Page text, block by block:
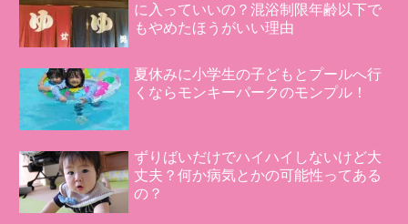
に入っていいの？混浴制限年齢以下で
もやめたほうがいい理由
夏休みに小学生の子どもとプールへ行
くならモンキーパークのモンプル！
ずりばいだけでハイハイしないけど大
丈夫？何か病気とかの可能性ってある
の？